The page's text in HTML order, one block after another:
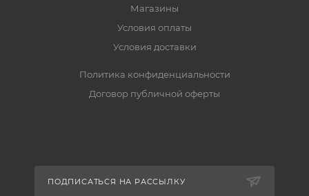
Магазины
Условия оплаты
Условия доставки
Политика конфиденциальности
Договор публичной оферты
ПОДПИСАТЬСЯ НА РАССЫЛКУ